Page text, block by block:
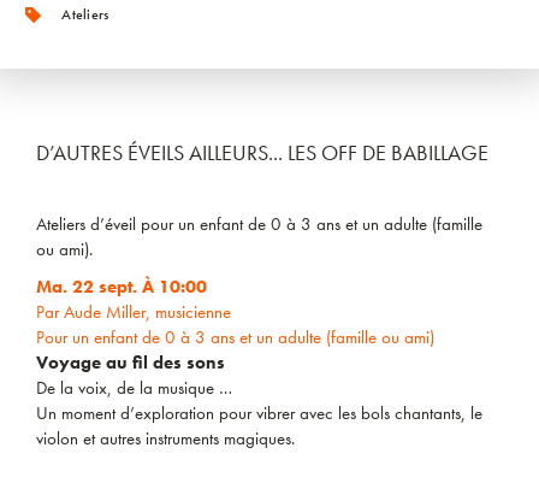
Ateliers
D’AUTRES ÉVEILS AILLEURS... LES OFF DE BABILLAGE
Ateliers d’éveil pour un enfant de 0 à 3 ans et un adulte (famille
ou ami).
Ma. 22 sept. À 10:00
Par Aude Miller, musicienne
Pour un enfant de 0 à 3 ans et un adulte (famille ou ami)
Voyage au fil des sons
De la voix, de la musique …
Un moment d’exploration pour vibrer avec les bols chantants, le
violon et autres instruments magiques.